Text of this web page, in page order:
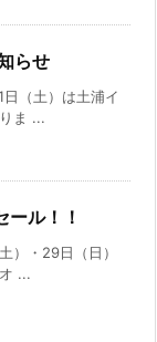
らせ
（土）は土浦イ
ま ...
ル！！
）・29日（日）
...